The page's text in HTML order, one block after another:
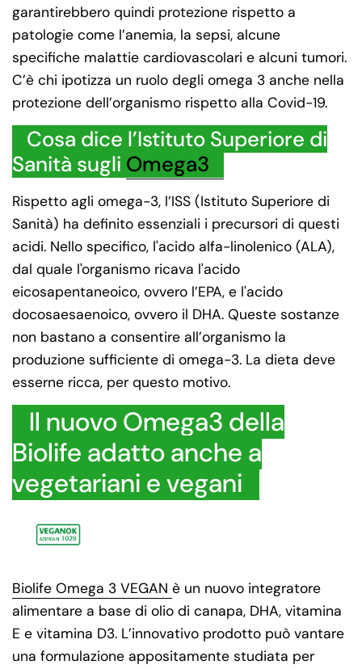
garantirebbero quindi protezione rispetto a
patologie come l’anemia, la sepsi, alcune
specifiche malattie cardiovascolari e alcuni tumori.
C’è chi ipotizza un ruolo degli omega 3 anche nella
protezione dell’organismo rispetto alla Covid-19.
Cosa dice l’Istituto Superiore di
Sanità sugli Omega3
Rispetto agli omega-3, l’ISS (Istituto Superiore di
Sanità) ha definito essenziali i precursori di questi
acidi. Nello specifico, l'acido alfa-linolenico (ALA),
dal quale l'organismo ricava l'acido
eicosapentaneoico, ovvero l’EPA, e l'acido
docosaesaenoico, ovvero il DHA. Queste sostanze
non bastano a consentire all’organismo la
produzione sufficiente di omega-3. La dieta deve
esserne ricca, per questo motivo.
Il nuovo Omega3 della
Biolife adatto anche a
vegetariani e vegani
Biolife Omega 3 VEGAN è un nuovo integratore
alimentare a base di olio di canapa, DHA, vitamina
E e vitamina D3. L’innovativo prodotto può vantare
una formulazione appositamente studiata per